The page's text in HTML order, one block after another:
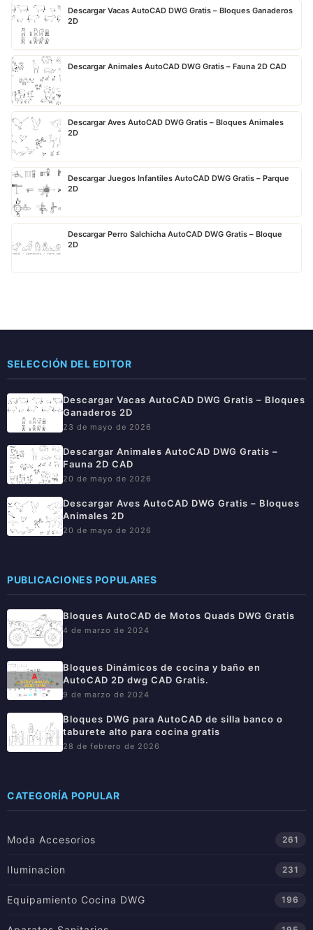
Descargar Vacas AutoCAD DWG Gratis – Bloques Ganaderos
2D
Descargar Animales AutoCAD DWG Gratis – Fauna 2D CAD
Descargar Aves AutoCAD DWG Gratis – Bloques Animales
2D
Descargar Juegos Infantiles AutoCAD DWG Gratis – Parque
2D
Descargar Perro Salchicha AutoCAD DWG Gratis – Bloque
2D
SELECCIÓN DEL EDITOR
Descargar Vacas AutoCAD DWG Gratis – Bloques
Ganaderos 2D
23 de mayo de 2026
Descargar Animales AutoCAD DWG Gratis –
Fauna 2D CAD
20 de mayo de 2026
Descargar Aves AutoCAD DWG Gratis – Bloques
Animales 2D
20 de mayo de 2026
PUBLICACIONES POPULARES
Bloques AutoCAD de Motos Quads DWG Gratis
4 de marzo de 2024
Bloques Dinámicos de cocina y baño en
AutoCAD 2D dwg CAD Gratis.
9 de marzo de 2024
Bloques DWG para AutoCAD de silla banco o
taburete alto para cocina gratis
28 de febrero de 2026
CATEGORÍA POPULAR
Moda Accesorios 261
Iluminacion 231
Equipamiento Cocina DWG 196